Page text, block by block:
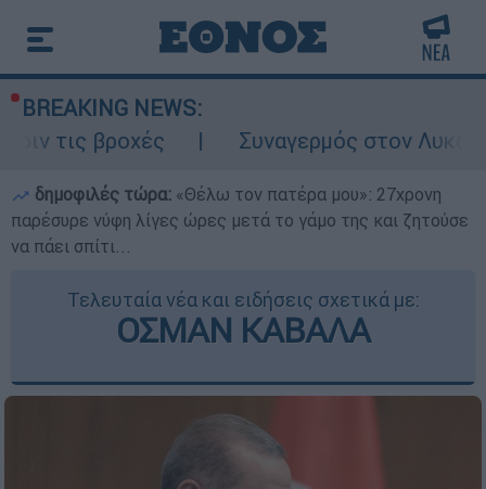
BREAKING NEWS:
Συναγερμός στον Λυκαβηττό:
δημοφιλές τώρα: «Θέλω τον πατέρα μου»: 27χρονη
παρέσυρε νύφη λίγες ώρες μετά το γάμο της και ζητούσε
να πάει σπίτι...
Τελευταία νέα και ειδήσεις σχετικά με:
ΟΣΜΑΝ ΚΑΒΑΛΑ